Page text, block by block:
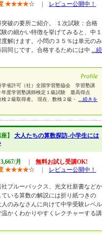
★★★★☆ レビュー公開中！
破の要所ご紹介。 １次試験：合格
の細かい特徴を挙げてみると、中１
解けます。小問の３５％は単元のみ
同じです。合格するためには中 ...続
学省許可（社）全国学習塾協会 学習塾講
年度学習塾講師検定１級試験 最高得点
２級取得者。 現在、数検２級・
...続きを
】 大人たちの算数探訪-小学生には
月
無料お試し受講OK!
★★★★☆ レビュー公開中！
ブルーバックス、光文社新書などか
いる算数の解説には折り紙つきの
人のみなさんに向けて中学受験レベル
かくわかりやすくレクチャーする講